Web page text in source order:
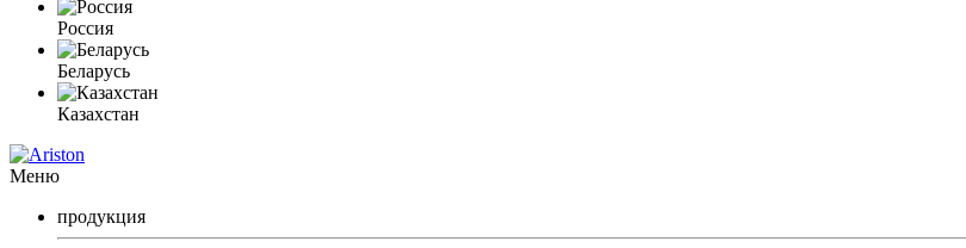
Россия
Беларусь
Казахстан
Меню
продукция